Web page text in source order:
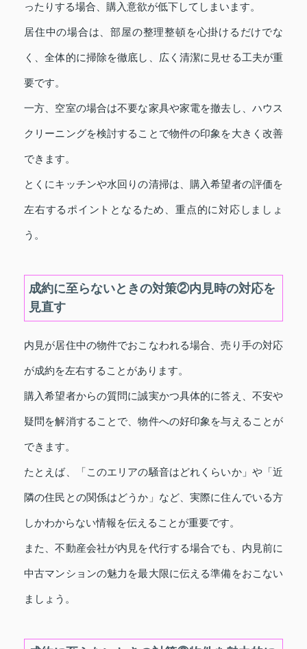
ったりする場合、購入意欲が低下してしまいます。
居住中の場合は、部屋の整理整頓を心掛けるだけでな
く、全体的に掃除を徹底し、広く清潔に見せる工夫が重
要です。
一方、空室の場合は不要な家具や家電を撤去し、ハウス
クリーニングを検討することで物件の印象を大きく改善
できます。
とくにキッチンや水回りの清掃は、購入希望者の評価を
左右するポイントとなるため、重点的に対応しましょ
う。
成約に至らないときの対策②内見時の対応を
見直す
内見が居住中の物件でおこなわれる場合、売り手の対応
が成約を左右することがあります。
購入希望者からの質問に誠実かつ具体的に答え、不安や
疑問を解消することで、物件への好印象を与えることが
できます。
たとえば、「このエリアの騒音はどれくらいか」や「近
隣の住民との関係はどうか」など、実際に住んでいる方
しかわからない情報を伝えることが重要です。
また、不動産会社が内見を代行する場合でも、内見前に
中古マンションの魅力を最大限に伝える準備をおこない
ましょう。